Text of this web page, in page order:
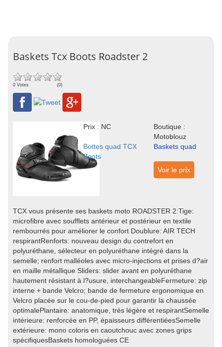
Baskets Tcx Boots Roadster 2
0 Votes (0)
Prix : NC
Boutique :
Motoblouz
Bottes quad TCX
Boots
Baskets quad
Voir le prix
TCX vous présente ses baskets moto ROADSTER 2:Tige:
microfibre avec soufflets antérieur et postérieur en textile
rembourrés pour améliorer le confort Doublure: AIR TECH
respirantRenforts: nouveau design du contrefort en
polyuréthane, sélecteur en polyuréthane intégré dans la
semelle; renfort malléoles avec micro-injections et prises d?air
en maille métallique Sliders: slider avant en polyuréthane
hautement résistant à l?usure, interchangeableFermeture: zip
interne + bande Velcro; bande de fermeture ergonomique en
Velcro placée sur le cou-de-pied pour garantir la chaussée
optimalePlantaire: anatomique, très légère et respirantSemelle
intérieure: renforcée en PP, épaisseurs différentiéesSemelle
extérieure: mono coloris en caoutchouc avec zones grips
spécifiquesBaskets homologuées CE